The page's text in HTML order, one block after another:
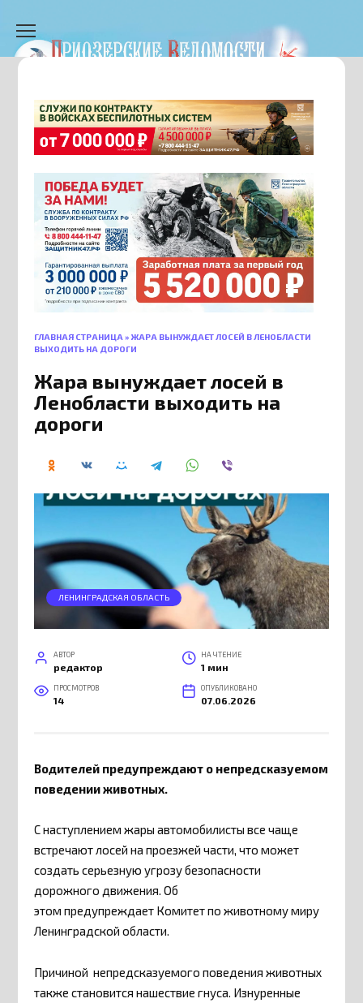
содержанию
ГЛАВНАЯ СТРАНИЦА »ЖАРА ВЫНУЖДАЕТ ЛОСЕЙ В ЛЕНОБЛАСТИ
ВЫХОДИТЬ НА ДОРОГИ
Жара вынуждает лосей в
Ленобласти выходить на
дороги
ЛЕНИНГРАДСКАЯ ОБЛАСТЬ
АВТОР
редактор
НА ЧТЕНИЕ
1 мин
ПРОСМОТРОВ
14
ОПУБЛИКОВАНО
07.06.2026
Водителей предупреждают о непредсказуемом
поведении животных.
С наступлением жары автомобилисты все чаще
встречают лосей на проезжей части, что может
создать серьезную угрозу безопасности
дорожного движения. Об
этом предупреждает Комитет по животному миру
Ленинградской области.
Причиной непредсказуемого поведения животных
также становится нашествие гнуса. Изнуренные